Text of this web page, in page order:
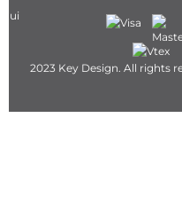
2023 Key Design. All rights